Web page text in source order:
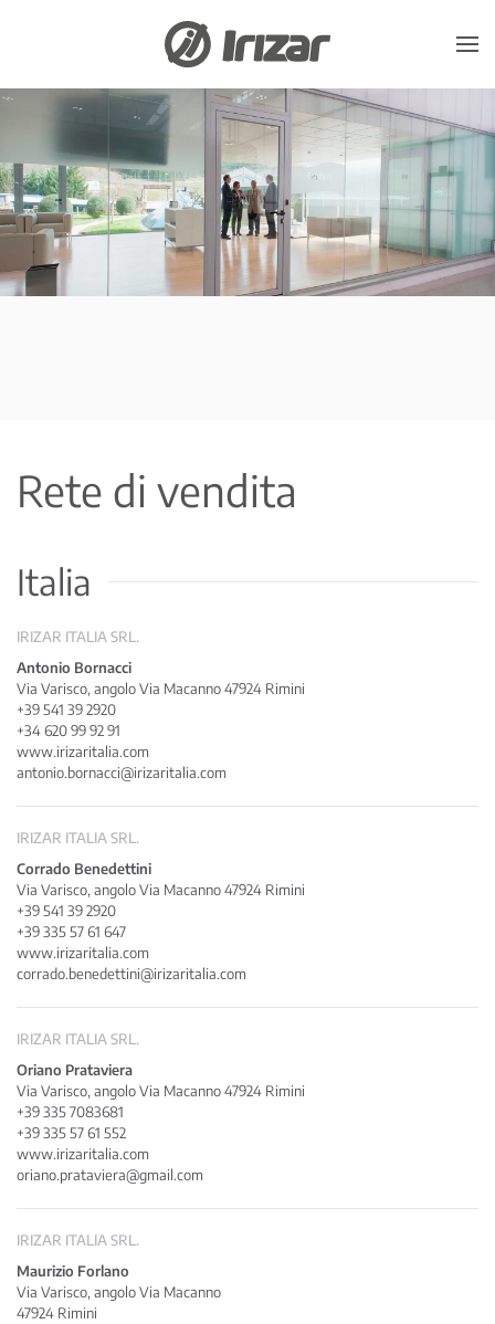
Skip to main content
Rete di vendita
Italia
IRIZAR ITALIA SRL.
Antonio Bornacci
Via Varisco, angolo Via Macanno 47924 Rimini
+39 541 39 2920
+34 620 99 92 91
www.irizaritalia.com
antonio.bornacci@irizaritalia.com
IRIZAR ITALIA SRL.
Corrado Benedettini
Via Varisco, angolo Via Macanno 47924 Rimini
+39 541 39 2920
+39 335 57 61 647
www.irizaritalia.com
corrado.benedettini@irizaritalia.com
IRIZAR ITALIA SRL.
Oriano Prataviera
Via Varisco, angolo Via Macanno 47924 Rimini
+39 335 7083681
+39 335 57 61 552
www.irizaritalia.com
oriano.prataviera@gmail.com
IRIZAR ITALIA SRL.
Maurizio Forlano
Via Varisco, angolo Via Macanno
47924 Rimini